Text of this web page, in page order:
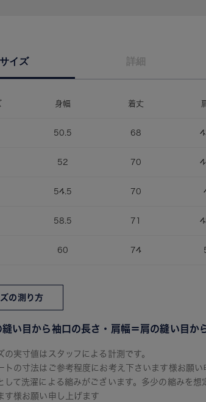
サイズ 詳細
身幅 着丈
50.5 68
52 70
54.5 70
58.5 71
60 74
の測り方
い目から袖口の長さ・肩幅＝肩の縫い目か
の実寸値はスタッフによる計測です。
トの寸法はご参考程度にお考え下さいます様お願い
して洗濯による縮みがございます。多少の縮みを想
す様お願い申し上げます